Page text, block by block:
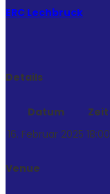
ERC Lechbruck
Details
Datum Zeit
16. Februar 2025 18:00
Venue